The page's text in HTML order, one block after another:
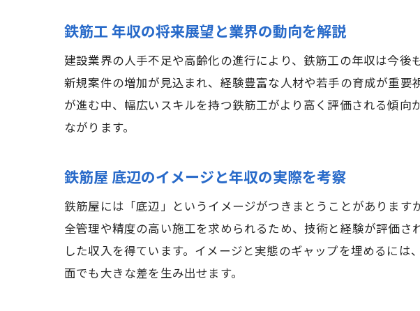
鉄筋工 年収
鉄筋工
鉄筋屋
鉄筋工
収入を増や
鉄筋工
鉄筋工 年収の将来展望と業界の動向を解説
建設業界の人手不足や高齢化の進行により、鉄筋工の年収は今後
新規案件の増加が見込まれ、経験豊富な人材や若手の育成が重
が進む中、幅広いスキルを持つ鉄筋工がより高く評価される傾
ながります。
鉄筋屋 底辺のイメージと年収の実際を考察
鉄筋屋には「底辺」というイメージがつきまとうことがありま
全管理や精度の高い施工を求められるため、技術と経験が評価
した収入を得ています。イメージと実態のギャップを埋めるに
面でも大きな差を生み出せます。